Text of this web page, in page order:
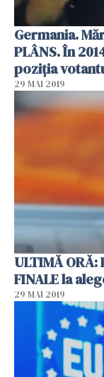
Germania.
PLÂNS. În
poziția
29 MAI 2019
ULTIMĂ
FINALE la
29 MAI 2019